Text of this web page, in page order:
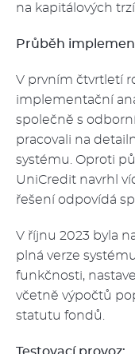
na kapitálových
Průběh
V prvním čtvrtletí
implementační
společně s
pracovali na
systému. Oproti
UniCredit navrhl
řešení odpovídá
V říjnu 2023 byla
plná verze
funkčnosti,
včetně výpočtů
statutu fondů.